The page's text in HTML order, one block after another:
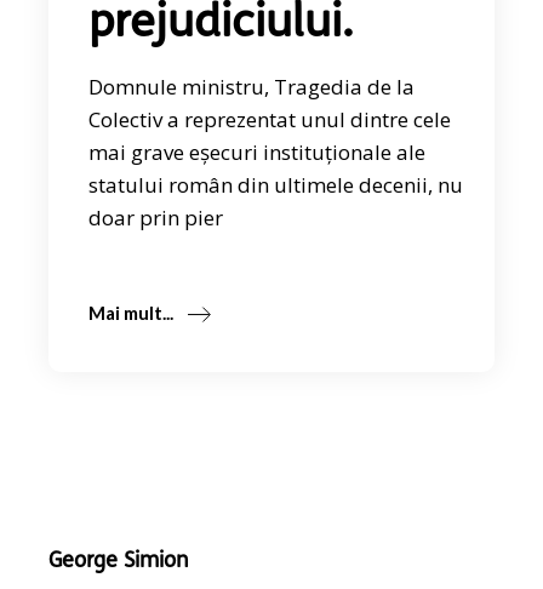
prejudiciului.
Domnule ministru, Tragedia de la
Colectiv a reprezentat unul dintre cele
mai grave eșecuri instituționale ale
statului român din ultimele decenii, nu
doar prin pier
Mai mult...
George Simion